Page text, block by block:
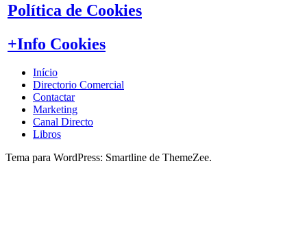
Política de Cookies
+Info Cookies
Início
Directorio Comercial
Contactar
Marketing
Canal Directo
Libros
Tema para WordPress: Smartline de ThemeZee.